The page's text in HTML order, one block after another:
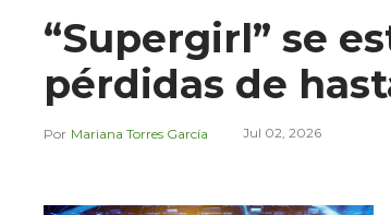
“Supergirl” se
pérdidas de
Mariana Torres García Jul 02, 2026